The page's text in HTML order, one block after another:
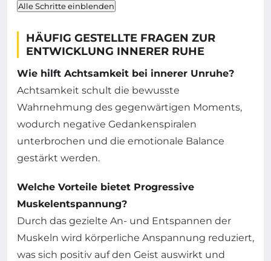
Alle Schritte einblenden
HÄUFIG GESTELLTE FRAGEN ZUR
ENTWICKLUNG INNERER RUHE
Wie hilft Achtsamkeit bei innerer Unruhe?
Achtsamkeit schult die bewusste
Wahrnehmung des gegenwärtigen Moments,
wodurch negative Gedankenspiralen
unterbrochen und die emotionale Balance
gestärkt werden.
Welche Vorteile bietet Progressive
Muskelentspannung?
Durch das gezielte An- und Entspannen der
Muskeln wird körperliche Anspannung reduziert,
was sich positiv auf den Geist auswirkt und